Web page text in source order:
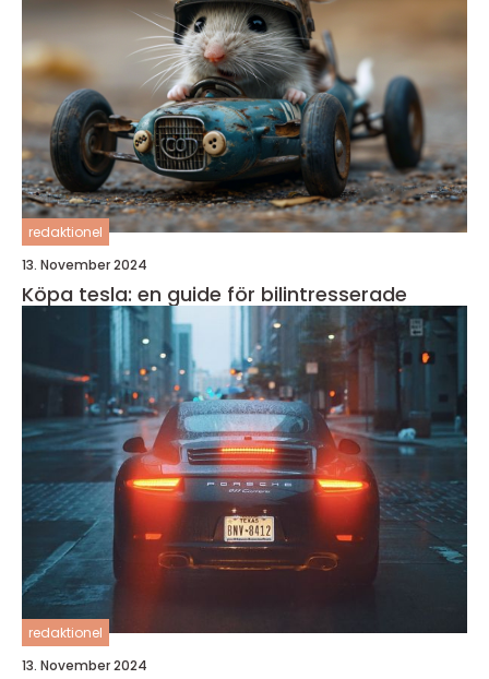
redaktionel
13. November 2024
Köpa tesla: en guide för bilintresserade
redaktionel
13. November 2024